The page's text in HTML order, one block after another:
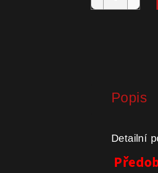
Popis
Detailní